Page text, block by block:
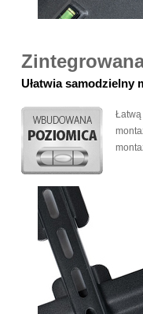
Ułatwia samodzielny